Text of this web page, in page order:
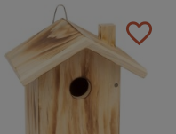
favorite_border